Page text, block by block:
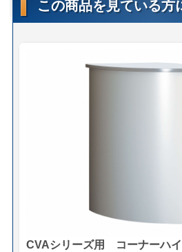
東京都内 2,000円（税別）から
＊組立対応可 組立費 1,000円/1
自社便についてはこちら
＊階段作業、経路養生は別途見積
＊組立対応可 組立費 3,000円/1
この商品を見ている方
CVAシリーズ用 コーナーハ